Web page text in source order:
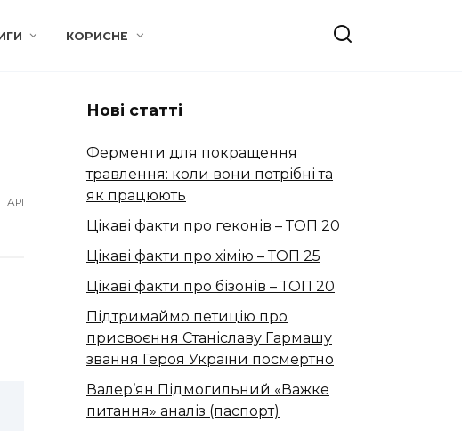
КОРИСНЕ
Нові статті
Ферменти для покращення
травлення: коли вони потрібні та
як працюють
Цікаві факти про геконів – ТОП 20
Цікаві факти про хімію – ТОП 25
Цікаві факти про бізонів – ТОП 20
Підтримаймо петицію про
присвоєння Станіславу Гармашу
звання Героя України посмертно
Валер’ян Підмогильний «Важке
питання» аналіз (паспорт)